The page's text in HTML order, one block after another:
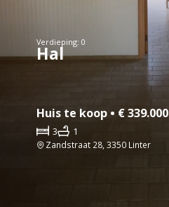
Verdieping: 0
Hal
Huis te koop • € 339.000
3 1
Zandstraat 28, 3350 Linter